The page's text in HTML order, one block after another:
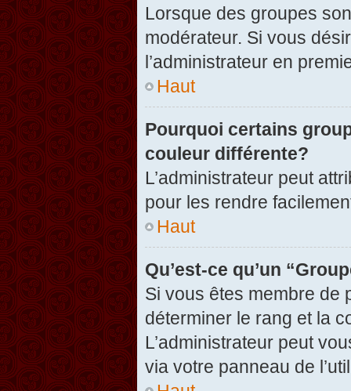
Lorsque des groupes
modérateur. Si vous
l’administrateur en
Haut
Pourquoi certains
couleur différente?
L’administrateur peut
pour les rendre
Haut
Qu’est-ce qu’un
Si vous êtes membre de
déterminer le rang et la
L’administrateur peut
via votre panneau de